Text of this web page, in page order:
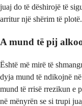
juaj do të dëshirojë të
arritur një shërim të plotë.
A mund të pij
Është më mirë të
dyja mund të ndikojnë
mund të rrisë rrezikun e
në mënyrën se si trupi